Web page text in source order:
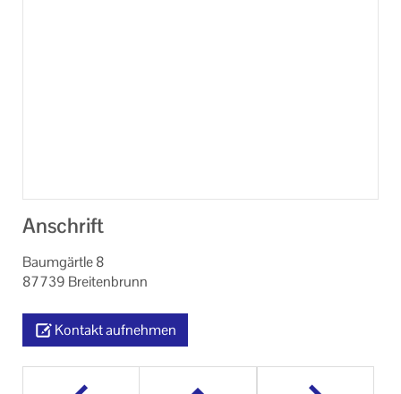
Anschrift
Baumgärtle 8
87739 Breitenbrunn
Kontakt aufnehmen